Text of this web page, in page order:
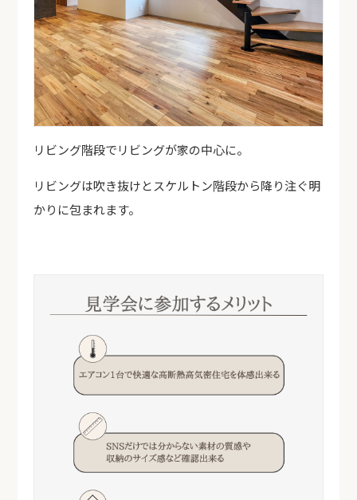
リビング階段でリビングが家の中心に。
リビングは吹き抜けとスケルトン階段から降り注ぐ明
かりに包まれます。